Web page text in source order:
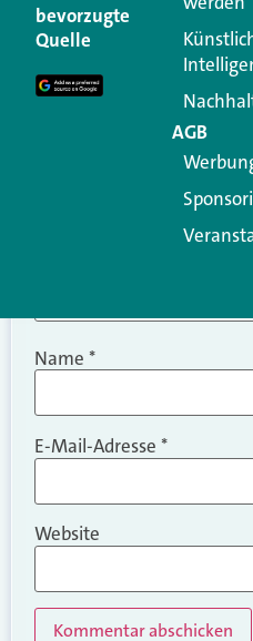
Ihre E-Mail-Adresse wird
Erforderliche Felder sind
Kommentar
Name *
E-Mail-Adresse *
Website
bevorzugte
Quelle
AGB